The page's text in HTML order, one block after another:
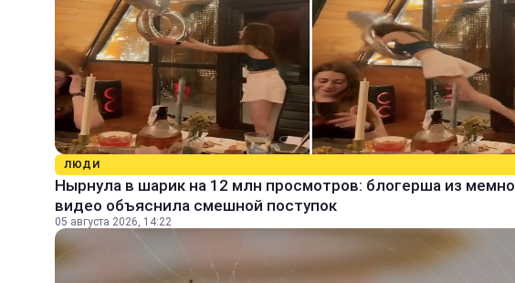
ЛЮДИ
Нырнула в шарик на 12 млн просмотров: блогерша из
видео объяснила смешной поступок
05 августа 2026, 14:22